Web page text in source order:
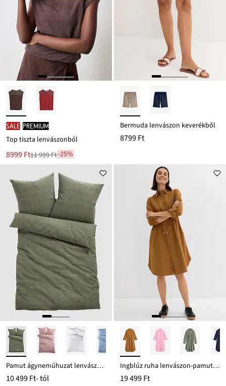
SALE PREMIUM
Top tiszta lenvászonból
Új
ár
8999 Ft
Leárazva
ról
11 999 Ft-25%
Bermuda lenvászon keverékből
8799 Ft
Pamut ágyneműhuzat lenvászon hatással
10 499 Ft- tól
Ingblúz ruha lenvászon-pamut keverékből
19 499 Ft